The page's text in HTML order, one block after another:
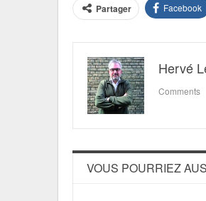
Partager Facebook
Hervé
Comments
VOUS POURRIEZ